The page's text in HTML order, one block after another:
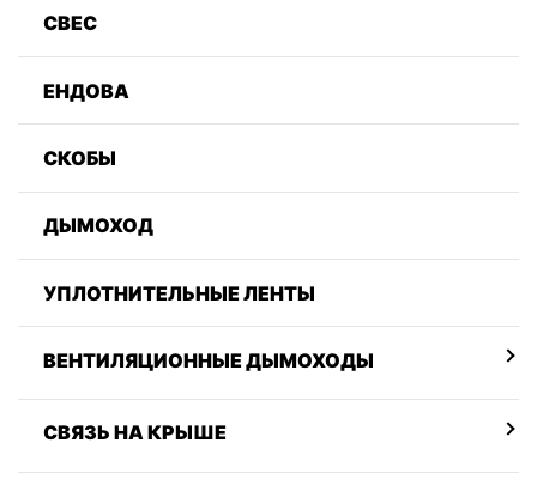
СВЕС
ЕНДОВА
СКОБЫ
ДЫМОХОД
УПЛОТНИТЕЛЬНЫЕ ЛЕНТЫ
ВЕНТИЛЯЦИОННЫЕ ДЫМОХОДЫ
СВЯЗЬ НА КРЫШЕ